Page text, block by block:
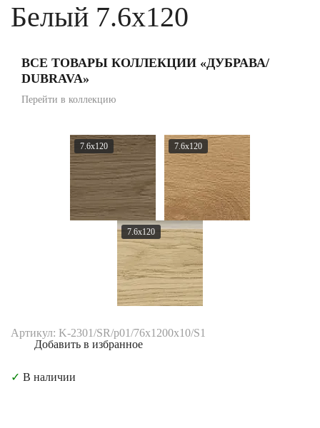
Белый 7.6x120
ВСЕ ТОВАРЫ КОЛЛЕКЦИИ «ДУБРАВА/
DUBRAVA»
Перейти в коллекцию
7.6x120 7.6x120
7.6x120
Артикул: K-2301/SR/p01/76x1200x10/S1
Добавить в избранное
✓ В наличии